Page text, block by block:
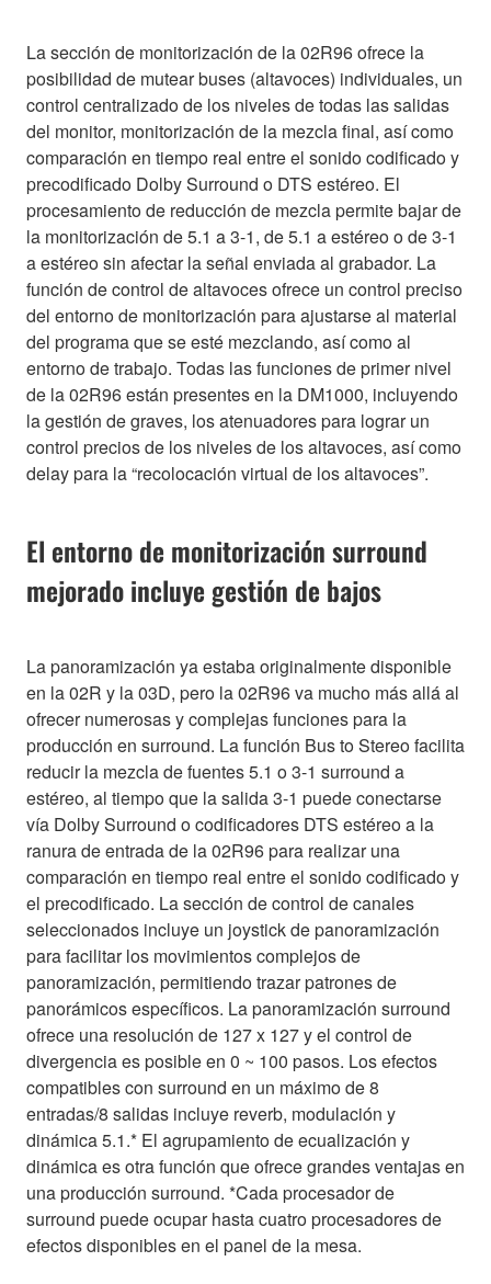
La sección de monitorización de la 02R96 ofrece la
posibilidad de mutear buses (altavoces) individuales, un
control centralizado de los niveles de todas las salidas
del monitor, monitorización de la mezcla final, así como
comparación en tiempo real entre el sonido codificado y
precodificado Dolby Surround o DTS estéreo. El
procesamiento de reducción de mezcla permite bajar de
la monitorización de 5.1 a 3-1, de 5.1 a estéreo o de 3-1
a estéreo sin afectar la señal enviada al grabador. La
función de control de altavoces ofrece un control preciso
del entorno de monitorización para ajustarse al material
del programa que se esté mezclando, así como al
entorno de trabajo. Todas las funciones de primer nivel
de la 02R96 están presentes en la DM1000, incluyendo
la gestión de graves, los atenuadores para lograr un
control precios de los niveles de los altavoces, así como
delay para la “recolocación virtual de los altavoces”.
El entorno de monitorización surround
mejorado incluye gestión de bajos
La panoramización ya estaba originalmente disponible
en la 02R y la 03D, pero la 02R96 va mucho más allá al
ofrecer numerosas y complejas funciones para la
producción en surround. La función Bus to Stereo facilita
reducir la mezcla de fuentes 5.1 o 3-1 surround a
estéreo, al tiempo que la salida 3-1 puede conectarse
vía Dolby Surround o codificadores DTS estéreo a la
ranura de entrada de la 02R96 para realizar una
comparación en tiempo real entre el sonido codificado y
el precodificado. La sección de control de canales
seleccionados incluye un joystick de panoramización
para facilitar los movimientos complejos de
panoramización, permitiendo trazar patrones de
panorámicos específicos. La panoramización surround
ofrece una resolución de 127 x 127 y el control de
divergencia es posible en 0 ~ 100 pasos. Los efectos
compatibles con surround en un máximo de 8
entradas/8 salidas incluye reverb, modulación y
dinámica 5.1.* El agrupamiento de ecualización y
dinámica es otra función que ofrece grandes ventajas en
una producción surround. *Cada procesador de
surround puede ocupar hasta cuatro procesadores de
efectos disponibles en el panel de la mesa.